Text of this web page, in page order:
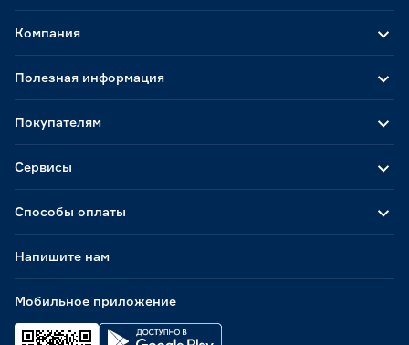
Способы оплаты
Мобильное приложение
Компания
Полезная информация
Покупателям
Сервисы
Напишите нам